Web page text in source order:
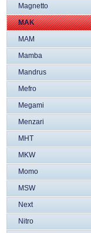
Magnetto
MAK
MAM
Mamba
Mandrus
Mefro
Megami
Menzari
MHT
MKW
Momo
MSW
Next
Nitro